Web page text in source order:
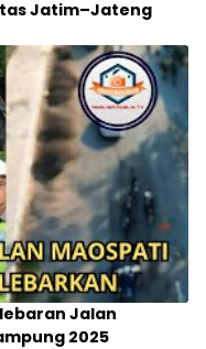
Jatim–Jateng
Jalan
2025